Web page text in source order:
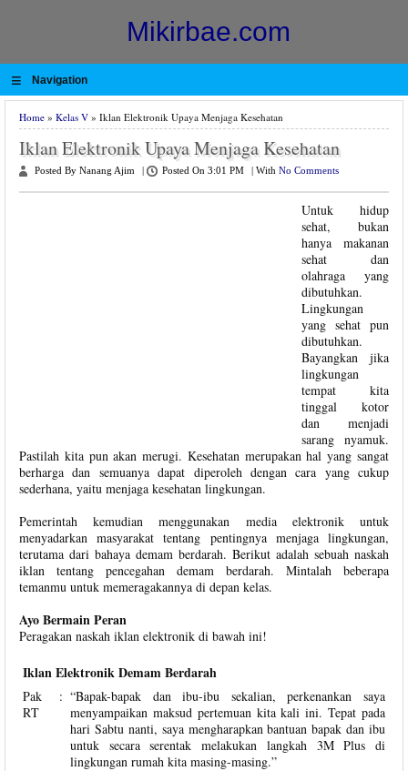
Mikirbae.com
≡ Navigation
Home » Kelas V » Iklan Elektronik Upaya Menjaga Kesehatan
Iklan Elektronik Upaya Menjaga Kesehatan
Posted By Nanang Ajim Posted On 3:01 PM With No Comments
Untuk hidup
sehat, bukan
hanya makanan
sehat dan
olahraga yang
dibutuhkan.
Lingkungan
yang sehat pun
dibutuhkan.
Bayangkan jika
lingkungan
tempat kita
tinggal kotor
dan menjadi
sarang nyamuk.
Pastilah kita pun akan merugi. Kesehatan merupakan hal yang sangat
berharga dan semuanya dapat diperoleh dengan cara yang cukup
sederhana, yaitu menjaga kesehatan lingkungan.
Pemerintah kemudian menggunakan media elektronik untuk
menyadarkan masyarakat tentang pentingnya menjaga lingkungan,
terutama dari bahaya demam berdarah. Berikut adalah sebuah naskah
iklan tentang pencegahan demam berdarah. Mintalah beberapa
temanmu untuk memeragakannya di depan kelas.
Ayo Bermain Peran
Peragakan naskah iklan elektronik di bawah ini!
Iklan Elektronik Demam Berdarah
Pak
RT
: “Bapak-bapak dan ibu-ibu sekalian, perkenankan saya
menyampaikan maksud pertemuan kita kali ini. Tepat pada
hari Sabtu nanti, saya mengharapkan bantuan bapak dan ibu
untuk secara serentak melakukan langkah 3M Plus di
lingkungan rumah kita masing-masing.”